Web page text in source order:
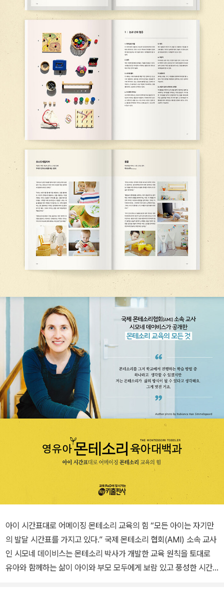
아이 시간표대로 어메이징 몬테소리 교육의 힘 “모든 아이는 자기만
의 발달 시간표를 가지고 있다.” 국제 몬테소리 협회(AMI) 소속 교사
인 시모네 데이비스는 몬테소리 박사가 개발한 교육 원칙을 토대로
유아와 함께하는 삶이 아이와 부모 모두에게 보람 있고 풍성한 시간,